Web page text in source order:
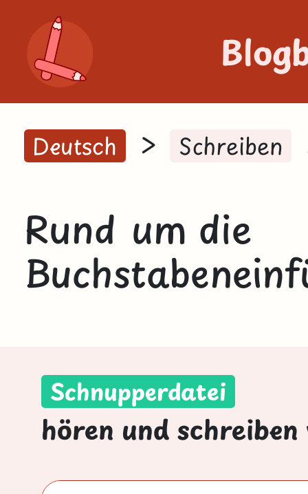
Deutsch > Schreiben
Rund um die
Schnupperdatei
hören und